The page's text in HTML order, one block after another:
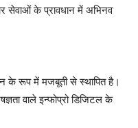
सेवाओं के प्रावधान में अभिनव
के रूप में मजबूती से स्थापित है।
वाले इन्फोप्रो डिजिटल के